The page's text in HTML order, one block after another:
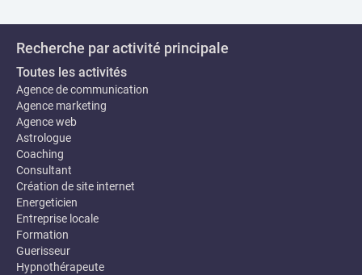
Recherche par activité principale
Toutes les activités
Agence de communication
Agence marketing
Agence web
Astrologue
Coaching
Consultant
Création de site internet
Energeticien
Entreprise locale
Formation
Guerisseur
Hypnothérapeute